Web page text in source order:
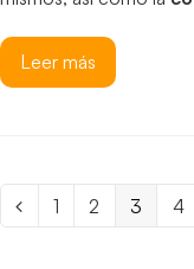
Leer más
AnteriorPage
1 Page
2 Page
3 4